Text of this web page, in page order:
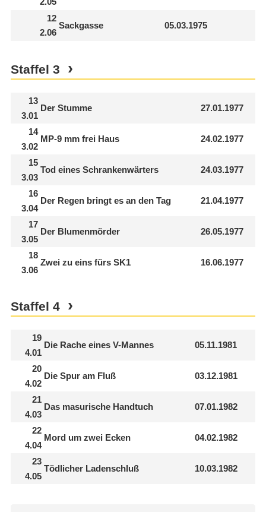
12
2.06
Sackgasse 05.03.1975
Staffel 3
13
3.01
Der Stumme 27.01.1977
14
3.02
MP-9 mm frei Haus 24.02.1977
15
3.03
Tod eines Schrankenwärters 24.03.1977
16
3.04
Der Regen bringt es an den Tag 21.04.1977
17
3.05
Der Blumenmörder 26.05.1977
18
3.06
Zwei zu eins fürs SK1 16.06.1977
Staffel 4
19
4.01
Die Rache eines V-Mannes 05.11.1981
20
4.02
Die Spur am Fluß 03.12.1981
21
4.03
Das masurische Handtuch 07.01.1982
22
4.04
Mord um zwei Ecken 04.02.1982
23
4.05
Tödlicher Ladenschluß 10.03.1982